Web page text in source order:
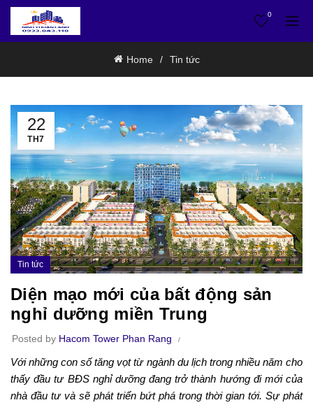
0
Home Tin tức
22
TH7
Tin tức
Diện mạo mới của bất động sản
nghỉ dưỡng miền Trung
Posted by Hacom Tower Phan Rang
Với những con số tăng vọt từ ngành du lịch trong nhiều năm cho
thấy đầu tư BĐS nghỉ dưỡng đang trở thành hướng đi mới của
nhà đầu tư và sẽ phát triển bứt phá trong thời gian tới. Sự phát